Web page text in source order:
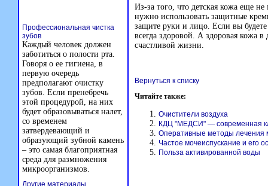
Из-за того, что детская кожа еще
нужно использовать защитные
защите руки и лицо. Если вы
всегда здоровой. А здоровая кожа
счастливой жизни.
Вернуться к списку
Читайте также:
Очистители воздуха
КДЦ "МЕДСИ" — современная
Оперативные методы лечения
Частое мочеиспускание и его
Польза активированной воды
Профессиональная чистка
зубов
Каждый человек должен
заботиться о полости рта.
Говоря о ее гигиена, в
первую очередь
предполагают очистку
зубов. Если пренебречь
этой процедурой, на них
будет образовываться налет,
со временем
затвердевающий и
образующий зубной камень
– это самая благоприятная
среда для размножения
микроорганизмов.
Другие материалы